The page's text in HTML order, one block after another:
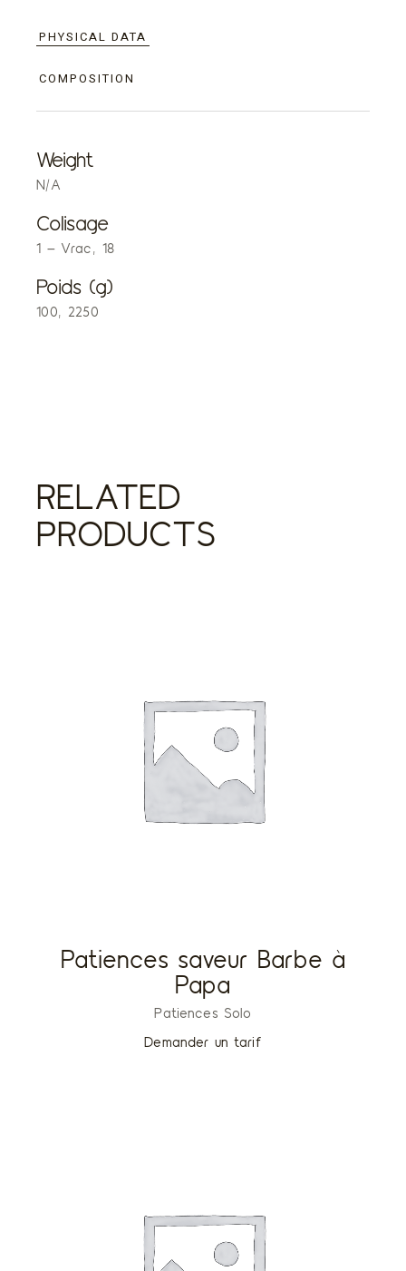
PHYSICAL DATA
COMPOSITION
Weight
N/A
Colisage
1 – Vrac, 18
Poids (g)
100, 2250
RELATED
PRODUCTS
Patiences saveur Barbe à
Papa
Patiences Solo
Demander un tarif